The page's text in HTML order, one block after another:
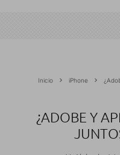
Inicio iPhone
¿ADOBE Y